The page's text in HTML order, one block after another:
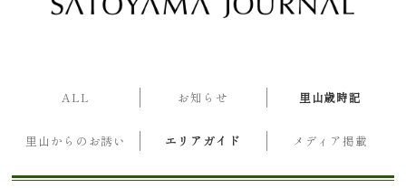
ALL お知らせ 里山歳時記
里山からのお誘い エリアガイド メディア掲載